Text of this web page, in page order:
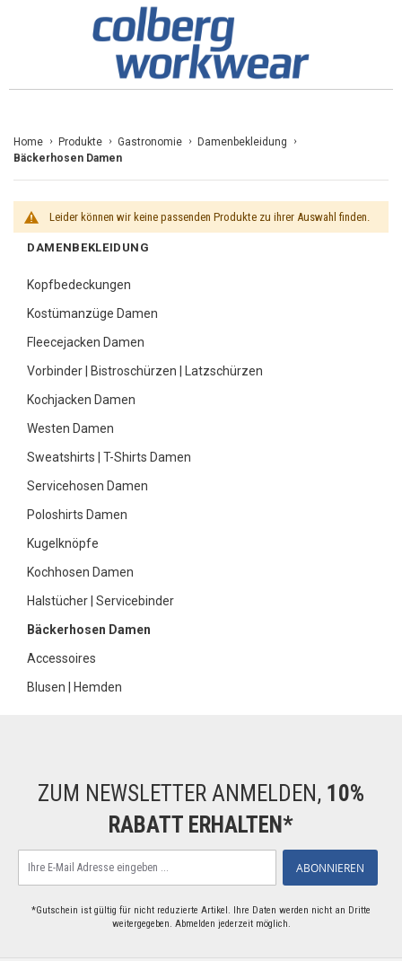
Inhalt
springen
Home Produkte Gastronomie
Damenbekleidung
Bäckerhosen Damen
Leider können wir keine passenden Produkte zu ihrer Auswahl finden.
DAMENBEKLEIDUNG
Kopfbedeckungen
Kostümanzüge Damen
Fleecejacken Damen
Vorbinder | Bistroschürzen | Latzschürzen
Kochjacken Damen
Westen Damen
Sweatshirts | T-Shirts Damen
Servicehosen Damen
Poloshirts Damen
Kugelknöpfe
Kochhosen Damen
Halstücher | Servicebinder
Bäckerhosen Damen
Accessoires
Blusen | Hemden
ZUM NEWSLETTER ANMELDEN, 10%
RABATT ERHALTEN*
Sie
ABONNIEREN
*Gutschein ist gültig für nicht reduzierte Artikel. Ihre Daten werden nicht an Dritte
weitergegeben. Abmelden jederzeit möglich.